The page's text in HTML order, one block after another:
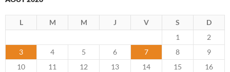
L M M J V S
D
1
2
3
4 5 6 7 8
9
10
11 12 13 14 15
16